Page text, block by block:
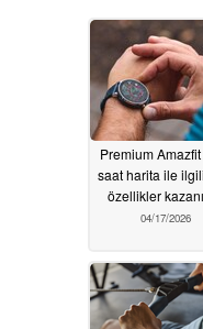
Premium Amazfit
saat harita ile
özellikler
04/17/2026